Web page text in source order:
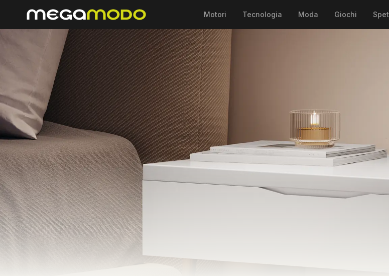
Motori Tecnologia Moda Giochi